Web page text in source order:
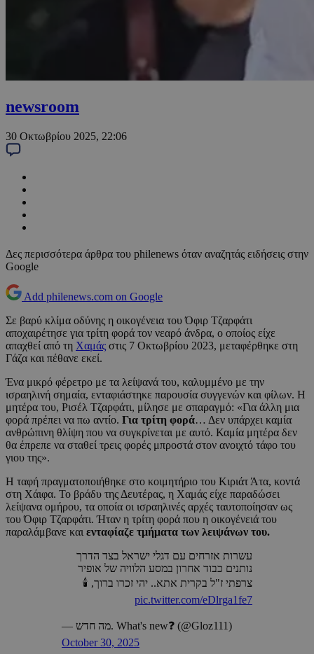
newsroom
30 Οκτωβρίου 2025, 22:06
Δες περισσότερα άρθρα του philenews όταν αναζητάς ειδήσεις στην
Google
Add philenews.com on Google
Σε βαρύ κλίμα οδύνης η οικογένεια του Όφιρ Τζαρφάτι
αποχαιρέτησε για τρίτη φορά τον νεαρό άνδρα, ο οποίος είχε
απαχθεί από τη Χαμάς στις 7 Οκτωβρίου 2023, μεταφέρθηκε στη
Γάζα και πέθανε εκεί.
Ένα μικρό φέρετρο με τα λείψανά του, καλυμμένο με την
ισραηλινή σημαία, ενταφιάστηκε παρουσία συγγενών και φίλων. Η
μητέρα του, Ρισέλ Τζαρφάτι, μίλησε με σπαραγμό: «Για άλλη μια
φορά πρέπει να πω αντίο. Για τρίτη φορά… Δεν υπάρχει καμία
ανθρώπινη θλίψη που να συγκρίνεται με αυτό. Καμία μητέρα δεν
θα έπρεπε να σταθεί τρεις φορές μπροστά στον ανοιχτό τάφο του
γιου της».
Η ταφή πραγματοποιήθηκε στο κοιμητήριο του Κιριάτ Άτα, κοντά
στη Χάιφα. Το βράδυ της Δευτέρας, η Χαμάς είχε παραδώσει
λείψανα ομήρου, τα οποία οι ισραηλινές αρχές ταυτοποίησαν ως
του Όφιρ Τζαρφάτι. Ήταν η τρίτη φορά που η οικογένειά του
παραλάμβανε και ενταφίαζε τμήματα των λειψάνων του.
עשרות אזרחים עם דגלי ישראל בצד הדרך
נותנים כבוד אחרון במסע הלוויה של אופיר
צרפתי ז"ל בקרית אתא.. יהי זכרו ברוך, 🕯️
pic.twitter.com/eDlrga1fe7
— מה חדש. What's new❓ (@Gloz111)
October 30, 2025